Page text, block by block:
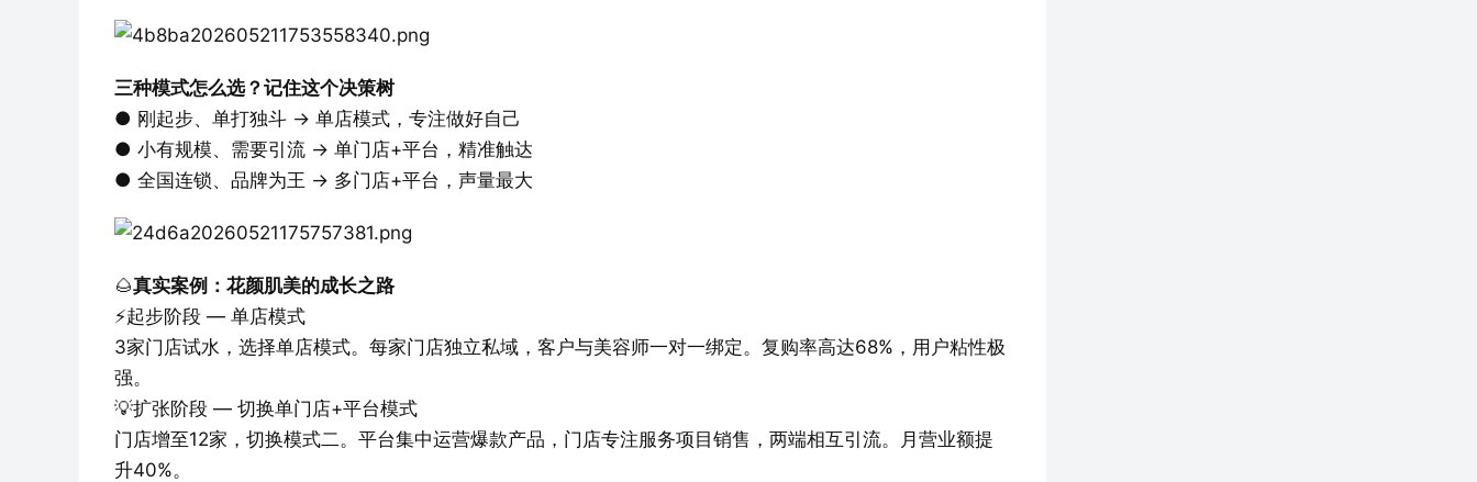
三种模式怎么选？记住这个决策树
● 刚起步、单打独斗 → 单店模式，专注做好自己
● 小有规模、需要引流 → 单门店+平台，精准触达
● 全国连锁、品牌为王 → 多门店+平台，声量最大
🌰真实案例：花颜肌美的成长之路
⚡️起步阶段 — 单店模式
3家门店试水，选择单店模式。每家门店独立私域，客户与美容师一对一绑定。复购率高达68%，用户粘性极
强。
💡扩张阶段 — 切换单门店+平台模式
门店增至12家，切换模式二。平台集中运营爆款产品，门店专注服务项目销售，两端相互引流。月营业额提
升40%。